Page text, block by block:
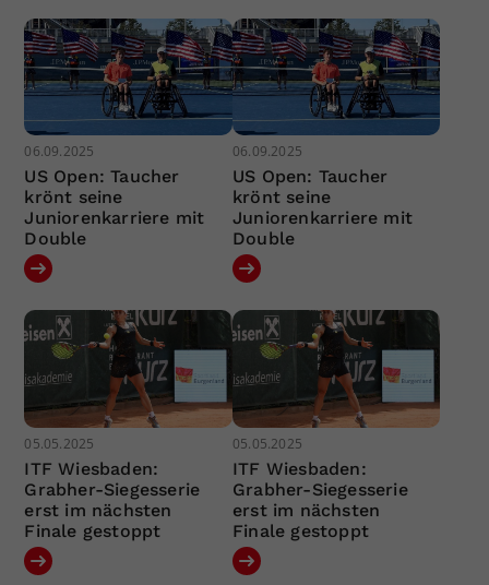
06.09.2025
US Open: Taucher
krönt seine
Juniorenkarriere mit
Double
06.09.2025
US Open: Taucher
krönt seine
Juniorenkarriere mit
Double
05.05.2025
ITF Wiesbaden:
Grabher-Siegesserie
erst im nächsten
Finale gestoppt
05.05.2025
ITF Wiesbaden:
Grabher-Siegesserie
erst im nächsten
Finale gestoppt